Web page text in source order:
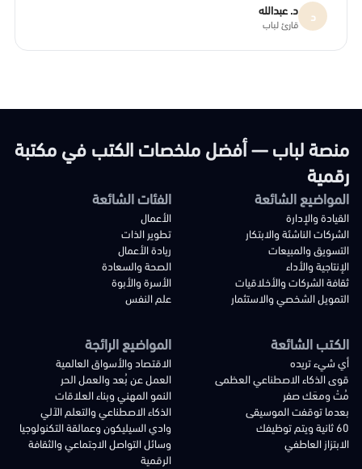
د د. عبدالله
قارئ لباب
منصة لباب — أفضل ملخصات الكتب في مكتبة
رقمية
المواضيع الشائعة
القيادة والإدارة
الشركات الناشئة والابتكار
التسويق والمبيعات
الإنتاجية والأداء
ثقافة الشركات والأخلاقيات
التمويل الشخصي والاستثمار
الفئات الشائعة
الأعمال
تطوير الذات
ريادة الأعمال
الصحة والسعادة
الأسرة والأبوة
علم النفس
الكتب الشائعة
أي شيء تريده
قوى الذكاء الاصطناعي العظمى
مُتْ ومعَك صفر
بعدما توقفت الموسيقى
60 ثانية ويتم توظيفك
الابتزاز العاطفي
المواضيع الرائجة
الاقتصاد والأسواق العالمية
العمل عن بُعد والعمل الحر
النمو المهني وبناء العلاقات
الذكاء الاصطناعي والتعلم الآلي
وادي السيليكون وعمالقة التكنولوجيا
وسائل التواصل الاجتماعي والثقافة
الرقمية